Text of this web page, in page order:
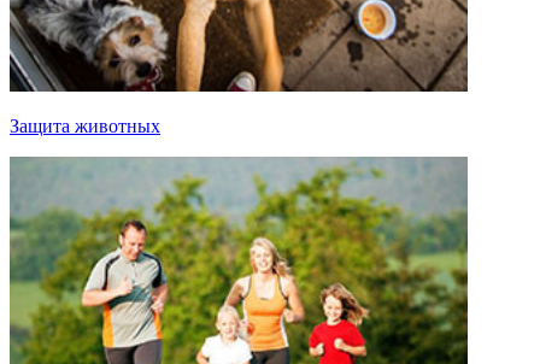
Защита животных